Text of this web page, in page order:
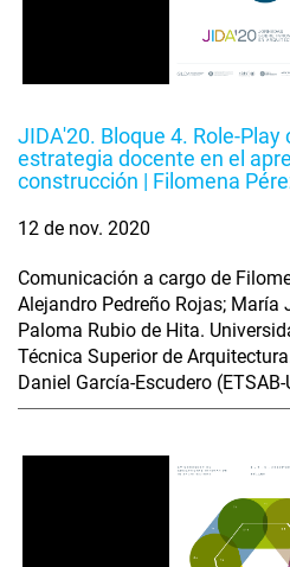
JIDA'20. Bloque 4. Role-Play
estrategia docente en el
construcción | Filomena
12 de nov. 2020
Comunicación a cargo de
Alejandro Pedreño Rojas; María
Paloma Rubio de Hita.
Técnica Superior de
Daniel García-Escudero (ETSAB-